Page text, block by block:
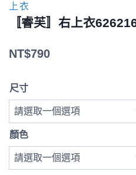
上衣
〚睿芙〛右上衣
NT$790
尺寸
顏色